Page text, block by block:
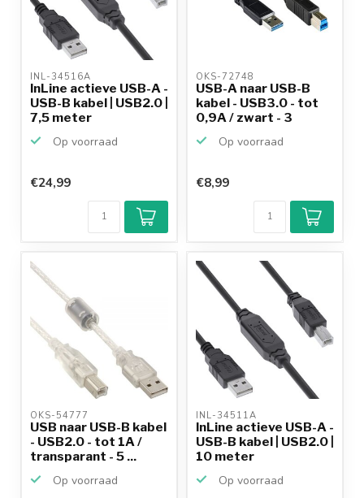
INL-34516A
InLine actieve USB-A -
USB-B kabel | USB2.0 |
7,5 meter
Op voorraad
€24,99
OKS-72748
USB-A naar USB-B
kabel - USB3.0 - tot
0,9A / zwart - 3
Op voorraad
€8,99
OKS-54777
USB naar USB-B kabel
- USB2.0 - tot 1A /
transparant - 5 ...
Op voorraad
INL-34511A
InLine actieve USB-A -
USB-B kabel | USB2.0 |
10 meter
Op voorraad